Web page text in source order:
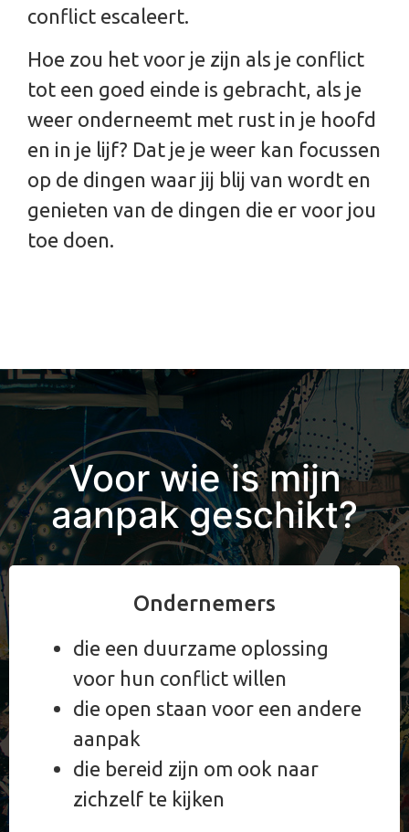
conflict escaleert.
Hoe zou het voor je zijn als je conflict
tot een goed einde is gebracht, als je
weer onderneemt met rust in je hoofd
en in je lijf? Dat je je weer kan focussen
op de dingen waar jij blij van wordt en
genieten van de dingen die er voor jou
toe doen.
Voor wie is mijn
aanpak geschikt?
Ondernemers
die een duurzame oplossing
voor hun conflict willen
die open staan voor een andere
aanpak
die bereid zijn om ook naar
zichzelf te kijken